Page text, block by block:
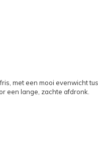
met een mooi evenwicht
een lange, zachte afdronk.